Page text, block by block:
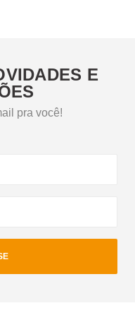
E
pra você!